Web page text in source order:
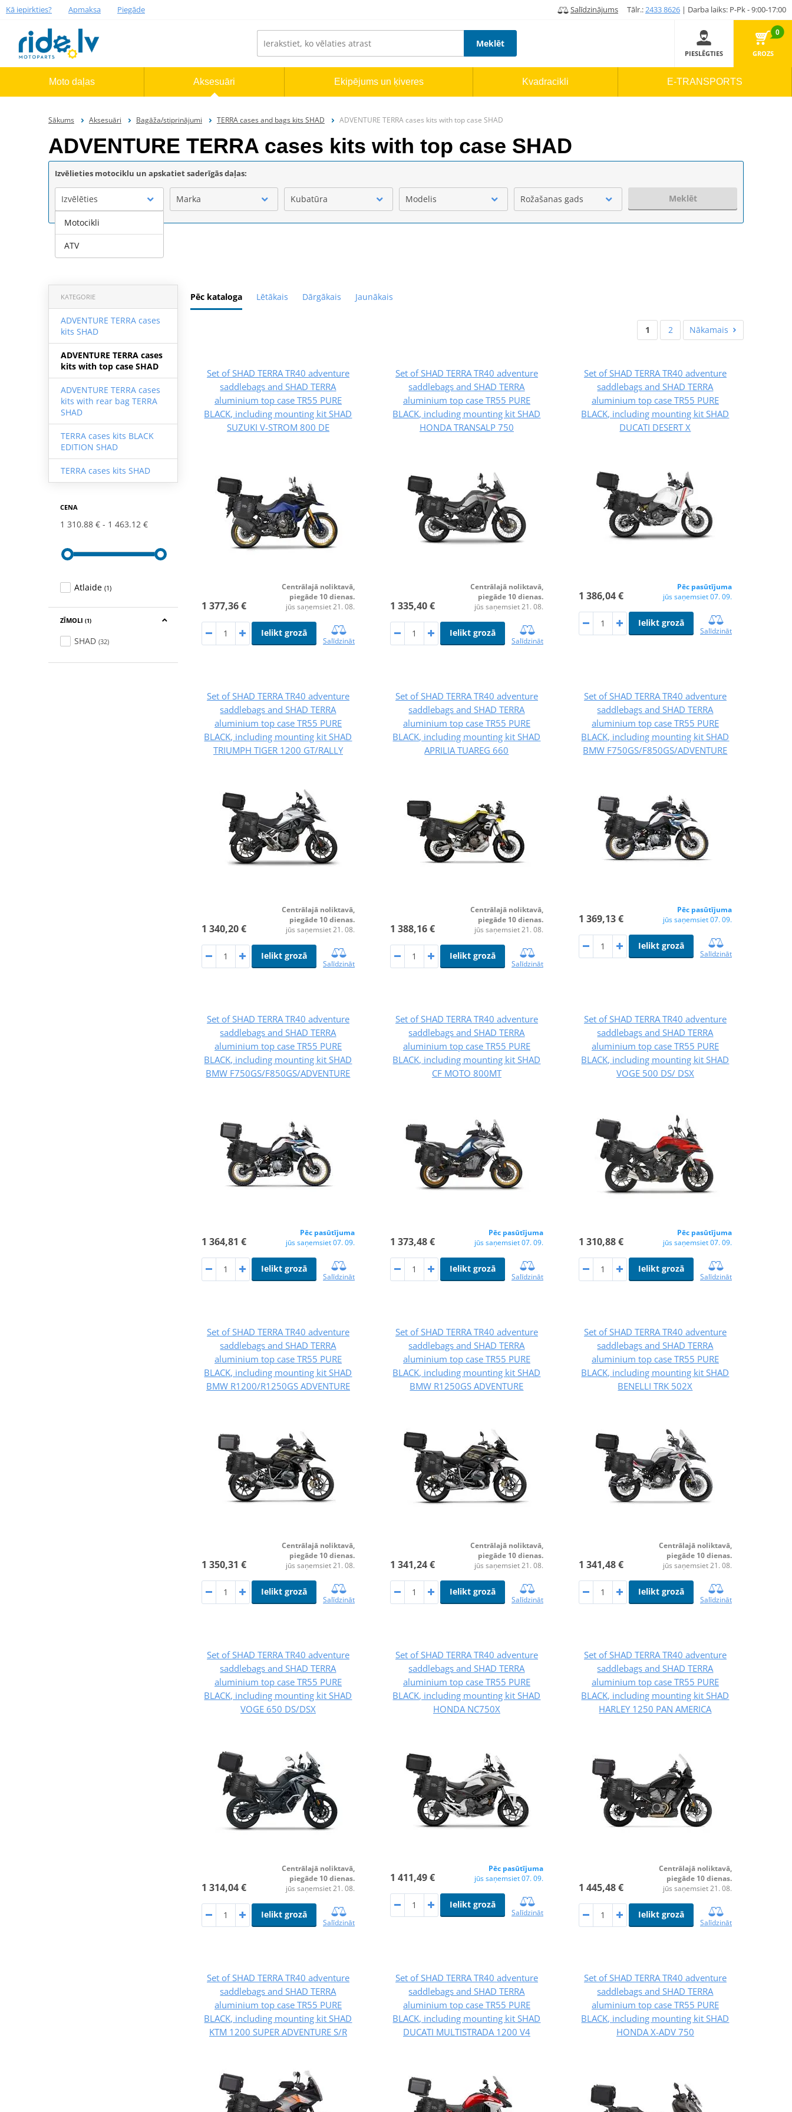
Kā iepirkties? Apmaksa Piegāde Salīdzinājums Tālr.:2433 8626 | Darba laiks: P-Pk - 9:00-17:00
Meklēt
PIESLĒGTIES
0
GROZS
Moto daļas Aksesuāri Ekipējums un ķiveres Kvadracikli E-TRANSPORTS
Sākums Aksesuāri Bagāža/stiprinājumi TERRA cases and bags kits SHAD ADVENTURE TERRA cases kits with top case SHAD
ADVENTURE TERRA cases kits with top case SHAD
Izvēlieties motociklu un apskatiet saderīgās daļas:
Izvēlēties Marka Kubatūra Modelis Rožašanas gads Meklēt
Pēc kataloga Lētākais Dārgākais Jaunākais
KATEGORIE
ADVENTURE TERRA cases
kits SHAD
ADVENTURE TERRA cases
kits with top case SHAD
ADVENTURE TERRA cases
kits with rear bag TERRA
SHAD
TERRA cases kits BLACK
EDITION SHAD
TERRA cases kits SHAD
CENA
1 310.88 € 1 463.12 €
Atlaide (1)
ZĪMOLI (1)
SHAD (32)
1 2 Nākamais
Set of SHAD TERRA TR40 adventure
saddlebags and SHAD TERRA
aluminium top case TR55 PURE
BLACK, including mounting kit SHAD
SUZUKI V-STROM 800 DE
1 377,36 €
Centrālajā noliktavā,
piegāde 10 dienas.
jūs saņemsiet 21. 08.
Ielikt grozā
Salīdzināt
Set of SHAD TERRA TR40 adventure
saddlebags and SHAD TERRA
aluminium top case TR55 PURE
BLACK, including mounting kit SHAD
HONDA TRANSALP 750
1 335,40 €
Centrālajā noliktavā,
piegāde 10 dienas.
jūs saņemsiet 21. 08.
Ielikt grozā
Salīdzināt
Set of SHAD TERRA TR40 adventure
saddlebags and SHAD TERRA
aluminium top case TR55 PURE
BLACK, including mounting kit SHAD
DUCATI DESERT X
1 386,04 €
Pēc pasūtījuma
jūs saņemsiet 07. 09.
Ielikt grozā
Salīdzināt
Set of SHAD TERRA TR40 adventure
saddlebags and SHAD TERRA
aluminium top case TR55 PURE
BLACK, including mounting kit SHAD
TRIUMPH TIGER 1200 GT/RALLY
1 340,20 €
Centrālajā noliktavā,
piegāde 10 dienas.
jūs saņemsiet 21. 08.
Ielikt grozā
Salīdzināt
Set of SHAD TERRA TR40 adventure
saddlebags and SHAD TERRA
aluminium top case TR55 PURE
BLACK, including mounting kit SHAD
APRILIA TUAREG 660
1 388,16 €
Centrālajā noliktavā,
piegāde 10 dienas.
jūs saņemsiet 21. 08.
Ielikt grozā
Salīdzināt
Set of SHAD TERRA TR40 adventure
saddlebags and SHAD TERRA
aluminium top case TR55 PURE
BLACK, including mounting kit SHAD
BMW F750GS/F850GS/ADVENTURE
1 369,13 €
Pēc pasūtījuma
jūs saņemsiet 07. 09.
Ielikt grozā
Salīdzināt
Set of SHAD TERRA TR40 adventure
saddlebags and SHAD TERRA
aluminium top case TR55 PURE
BLACK, including mounting kit SHAD
BMW F750GS/F850GS/ADVENTURE
1 364,81 €
Pēc pasūtījuma
jūs saņemsiet 07. 09.
Ielikt grozā
Salīdzināt
Set of SHAD TERRA TR40 adventure
saddlebags and SHAD TERRA
aluminium top case TR55 PURE
BLACK, including mounting kit SHAD
CF MOTO 800MT
1 373,48 €
Pēc pasūtījuma
jūs saņemsiet 07. 09.
Ielikt grozā
Salīdzināt
Set of SHAD TERRA TR40 adventure
saddlebags and SHAD TERRA
aluminium top case TR55 PURE
BLACK, including mounting kit SHAD
VOGE 500 DS/ DSX
1 310,88 €
Pēc pasūtījuma
jūs saņemsiet 07. 09.
Ielikt grozā
Salīdzināt
Set of SHAD TERRA TR40 adventure
saddlebags and SHAD TERRA
aluminium top case TR55 PURE
BLACK, including mounting kit SHAD
BMW R1200/R1250GS ADVENTURE
1 350,31 €
Centrālajā noliktavā,
piegāde 10 dienas.
jūs saņemsiet 21. 08.
Ielikt grozā
Salīdzināt
Set of SHAD TERRA TR40 adventure
saddlebags and SHAD TERRA
aluminium top case TR55 PURE
BLACK, including mounting kit SHAD
BMW R1250GS ADVENTURE
1 341,24 €
Centrālajā noliktavā,
piegāde 10 dienas.
jūs saņemsiet 21. 08.
Ielikt grozā
Salīdzināt
Set of SHAD TERRA TR40 adventure
saddlebags and SHAD TERRA
aluminium top case TR55 PURE
BLACK, including mounting kit SHAD
BENELLI TRK 502X
1 341,48 €
Centrālajā noliktavā,
piegāde 10 dienas.
jūs saņemsiet 21. 08.
Ielikt grozā
Salīdzināt
Set of SHAD TERRA TR40 adventure
saddlebags and SHAD TERRA
aluminium top case TR55 PURE
BLACK, including mounting kit SHAD
VOGE 650 DS/DSX
1 314,04 €
Centrālajā noliktavā,
piegāde 10 dienas.
jūs saņemsiet 21. 08.
Ielikt grozā
Salīdzināt
Set of SHAD TERRA TR40 adventure
saddlebags and SHAD TERRA
aluminium top case TR55 PURE
BLACK, including mounting kit SHAD
HONDA NC750X
1 411,49 €
Pēc pasūtījuma
jūs saņemsiet 07. 09.
Ielikt grozā
Salīdzināt
Set of SHAD TERRA TR40 adventure
saddlebags and SHAD TERRA
aluminium top case TR55 PURE
BLACK, including mounting kit SHAD
HARLEY 1250 PAN AMERICA
1 445,48 €
Centrālajā noliktavā,
piegāde 10 dienas.
jūs saņemsiet 21. 08.
Ielikt grozā
Salīdzināt
Set of SHAD TERRA TR40 adventure
saddlebags and SHAD TERRA
aluminium top case TR55 PURE
BLACK, including mounting kit SHAD
KTM 1200 SUPER ADVENTURE S/R
Set of SHAD TERRA TR40 adventure
saddlebags and SHAD TERRA
aluminium top case TR55 PURE
BLACK, including mounting kit SHAD
DUCATI MULTISTRADA 1200 V4
Set of SHAD TERRA TR40 adventure
saddlebags and SHAD TERRA
aluminium top case TR55 PURE
BLACK, including mounting kit SHAD
HONDA X-ADV 750
Motocikli
ATV